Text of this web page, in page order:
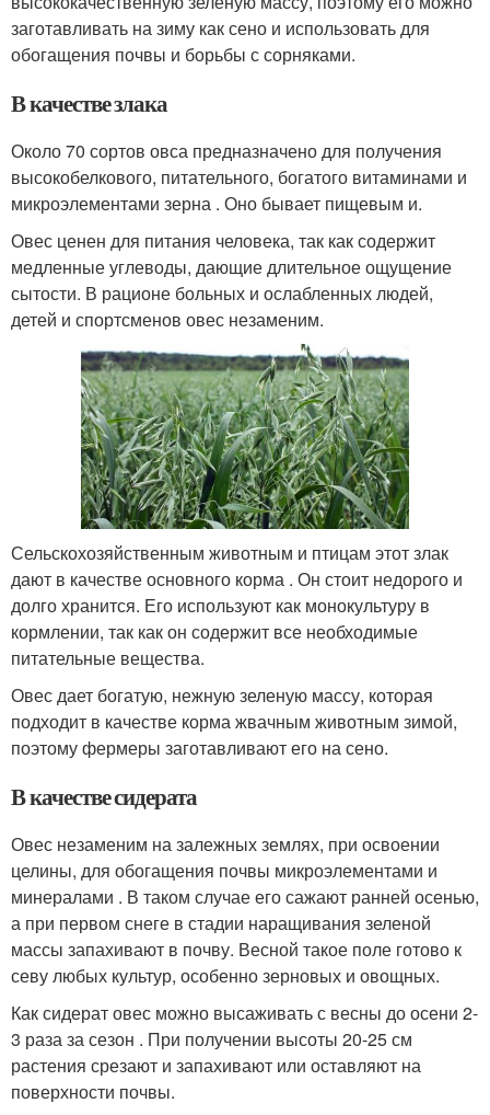
заготавливать на зиму как сено и использовать для
обогащения почвы и борьбы с сорняками.
В качестве злака
Около 70 сортов овса предназначено для получения
высокобелкового, питательного, богатого витаминами и
микроэлементами зерна . Оно бывает пищевым и.
Овес ценен для питания человека, так как содержит
медленные углеводы, дающие длительное ощущение
сытости. В рационе больных и ослабленных людей,
детей и спортсменов овес незаменим.
Сельскохозяйственным животным и птицам этот злак
дают в качестве основного корма . Он стоит недорого и
долго хранится. Его используют как монокультуру в
кормлении, так как он содержит все необходимые
питательные вещества.
Овес дает богатую, нежную зеленую массу, которая
подходит в качестве корма жвачным животным зимой,
поэтому фермеры заготавливают его на сено.
В качестве сидерата
Овес незаменим на залежных землях, при освоении
целины, для обогащения почвы микроэлементами и
минералами . В таком случае его сажают ранней осенью,
а при первом снеге в стадии наращивания зеленой
массы запахивают в почву. Весной такое поле готово к
севу любых культур, особенно зерновых и овощных.
Как сидерат овес можно высаживать с весны до осени 2-
3 раза за сезон . При получении высоты 20-25 см
растения срезают и запахивают или оставляют на
поверхности почвы.